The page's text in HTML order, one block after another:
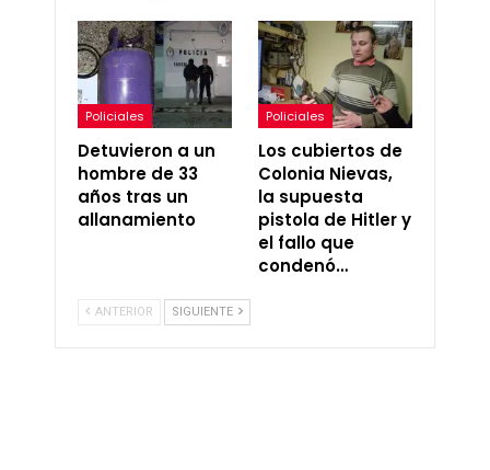
Policiales
Detuvieron a un
hombre de 33
años tras un
allanamiento
Policiales
Los cubiertos de
Colonia Nievas,
la supuesta
pistola de Hitler y
el fallo que
condenó…
ANTERIOR SIGUIENTE